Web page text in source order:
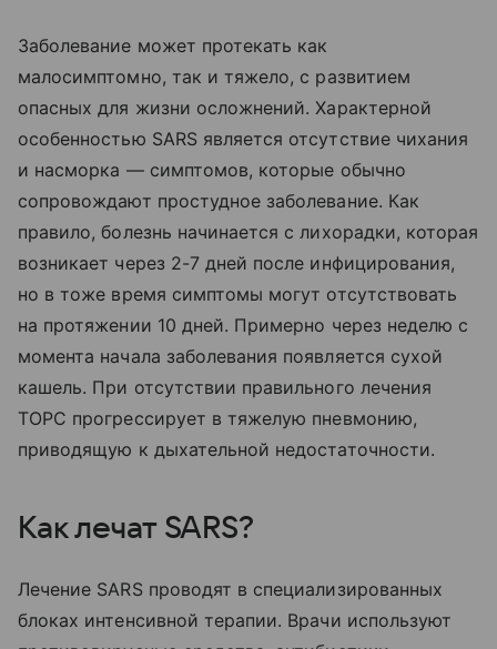
Заболевание может протекать как
малосимптомно, так и тяжело, с развитием
опасных для жизни осложнений. Характерной
особенностью SARS является отсутствие чихания
и насморка — симптомов, которые обычно
сопровождают простудное заболевание. Как
правило, болезнь начинается с лихорадки, которая
возникает через 2-7 дней после инфицирования,
но в тоже время симптомы могут отсутствовать
на протяжении 10 дней. Примерно через неделю с
момента начала заболевания появляется сухой
кашель. При отсутствии правильного лечения
ТОРС прогрессирует в тяжелую пневмонию,
приводящую к дыхательной недостаточности.
Как лечат SARS?
Лечение SARS проводят в специализированных
блоках интенсивной терапии. Врачи используют